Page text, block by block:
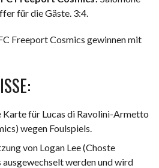
für die Gäste. 3:4.
Freeport Cosmics gewinnen mit
Karte für Lucas di Ravolini-Armetto
wegen Foulspiels.
von Logan Lee (Choste
ausgewechselt werden und wird